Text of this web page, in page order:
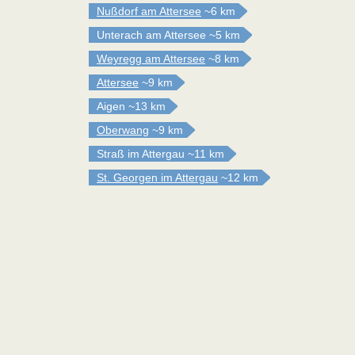
Nußdorf am Attersee ~6 km
Unterach am Attersee ~5 km
Weyregg am Attersee ~8 km
Attersee ~9 km
Aigen ~13 km
Oberwang ~9 km
Straß im Attergau ~11 km
St. Georgen im Attergau ~12 km